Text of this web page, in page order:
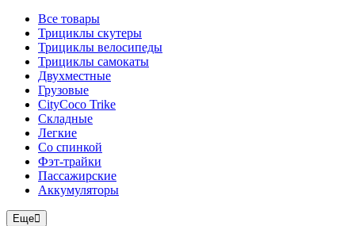
Все товары
Трициклы скутеры
Трициклы велосипеды
Трициклы самокаты
Двухместные
Грузовые
CityCoco Trike
Складные
Легкие
Со спинкой
Фэт-трайки
Пассажирские
Аккумуляторы
Еще